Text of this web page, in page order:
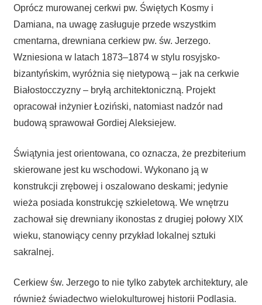
Oprócz murowanej cerkwi pw. Świętych Kosmy i
Damiana, na uwagę zasługuje przede wszystkim
cmentarna, drewniana cerkiew pw. św. Jerzego.
Wzniesiona w latach 1873–1874 w stylu rosyjsko-
bizantyńskim, wyróżnia się nietypową – jak na cerkwie
Białostocczyzny – bryłą architektoniczną. Projekt
opracował inżynier Łoziński, natomiast nadzór nad
budową sprawował Gordiej Aleksiejew.
Świątynia jest orientowana, co oznacza, że prezbiterium
skierowane jest ku wschodowi. Wykonano ją w
konstrukcji zrębowej i oszalowano deskami; jedynie
wieża posiada konstrukcję szkieletową. We wnętrzu
zachował się drewniany ikonostas z drugiej połowy XIX
wieku, stanowiący cenny przykład lokalnej sztuki
sakralnej.
Cerkiew św. Jerzego to nie tylko zabytek architektury, ale
również świadectwo wielokulturowej historii Podlasia.